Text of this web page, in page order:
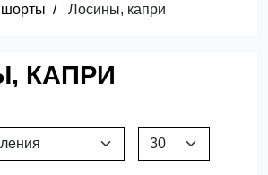
Лосины, капри
КАПРИ